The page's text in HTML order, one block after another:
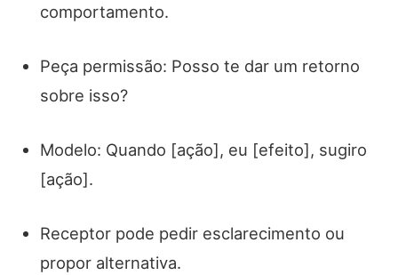
comportamento.
Peça permissão: Posso te dar um retorno
sobre isso?
Modelo: Quando [ação], eu [efeito], sugiro
[ação].
Receptor pode pedir esclarecimento ou
propor alternativa.